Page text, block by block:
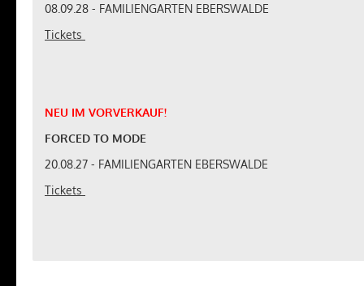
08.09.28 - FAMILIENGARTEN EBERSWALDE
Tickets
NEU IM VORVERKAUF!
FORCED TO MODE
20.08.27 - FAMILIENGARTEN EBERSWALDE
Tickets